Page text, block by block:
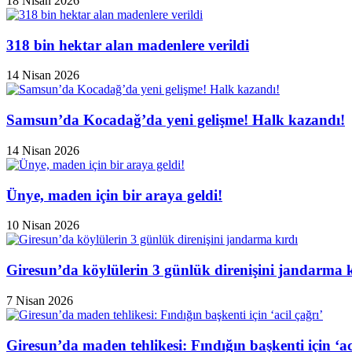
318 bin hektar alan madenlere verildi
14 Nisan 2026
Samsun’da Kocadağ’da yeni gelişme! Halk kazandı!
14 Nisan 2026
Ünye, maden için bir araya geldi!
10 Nisan 2026
Giresun’da köylülerin 3 günlük direnişini jandarma
7 Nisan 2026
Giresun’da maden tehlikesi: Fındığın başkenti için